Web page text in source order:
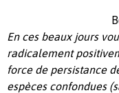
En ces beaux jours
radicalement
force de persistance
espèces confondues